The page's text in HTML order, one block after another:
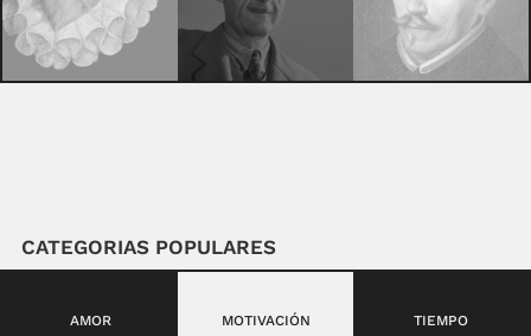
CATEGORIAS POPULARES
AMOR MOTIVACIÓN TIEMPO